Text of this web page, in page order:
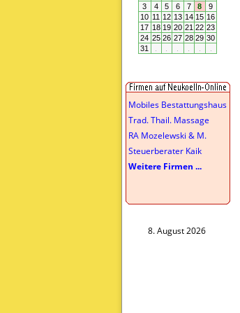
Mobiles Bestattungshaus
Trad. Thail. Massage
RA Mozelewski & M.
Steuerberater Kaik
Weitere Firmen ...
8. August 2026